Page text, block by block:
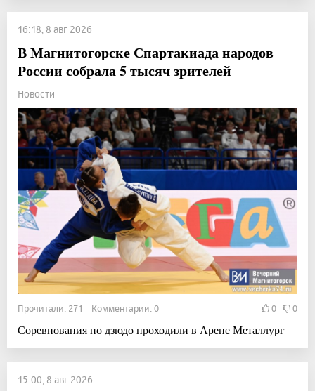
16:18, 8 авг 2026
В Магнитогорске Спартакиада народов
России собрала 5 тысяч зрителей
Новости
Прочитали: 271 Комментарии: 0 0 0
Соревнования по дзюдо проходили в Арене Металлург
15:00, 8 авг 2026